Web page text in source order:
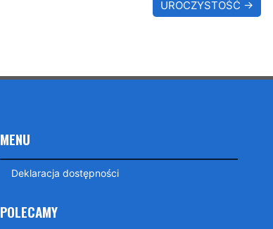
UROCZYSTOŚĆ
MENU
Deklaracja dostępności
POLECAMY